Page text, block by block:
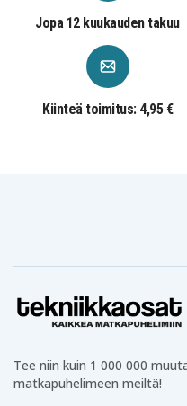
Jopa 12 kuukauden takuu
Kiinteä toimitus: 4,95 €
Tee niin kuin 1 000 000
matkapuhelimeen meiltä!